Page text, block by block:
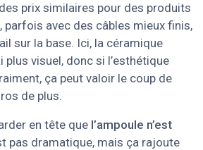
prix similaires pour des produits
parfois avec des câbles mieux finis,
sur la base. Ici, la céramique
plus visuel, donc si l’esthétique
ça peut valoir le coup de
de plus.
en tête que l’ampoule n’est
pas dramatique, mais ça rajoute